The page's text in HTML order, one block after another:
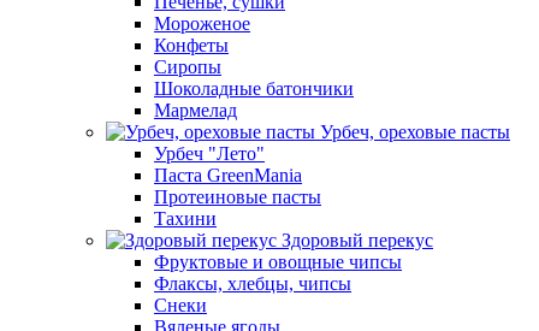
Мороженое
Конфеты
Сиропы
Шоколадные батончики
Мармелад
Урбеч, ореховые пасты
Урбеч "Лето"
Паста GreenMania
Протеиновые пасты
Тахини
Здоровый перекус
Фруктовые и овощные чипсы
Флаксы, хлебцы, чипсы
Снеки
Вяленые ягоды